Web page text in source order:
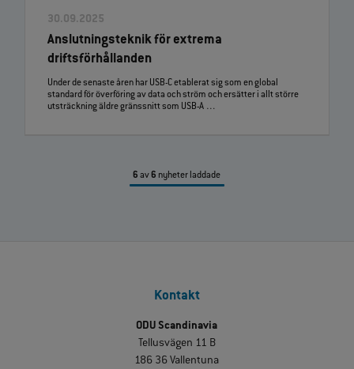
30.09.2025
Anslutningsteknik för extrema
driftsförhållanden
Under de senaste åren har USB‑C etablerat sig som en global
standard för överföring av data och ström och ersätter i allt större
utsträckning äldre gränssnitt som USB‑A …
6 av6 nyheter laddade
Kontakt
ODU Scandinavia
Tellusvägen 11 B
186 36 Vallentuna